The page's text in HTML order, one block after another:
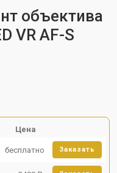
объектива
VR AF-S
Цена
бесплатно Заказать